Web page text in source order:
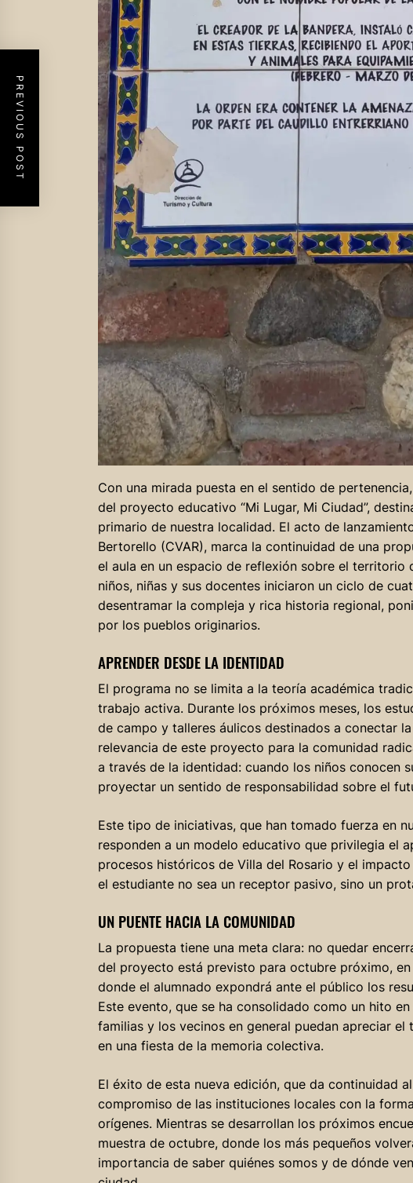
Con una mirada puesta en el sentido de
del proyecto educativo “Mi Lugar, Mi Ciudad”,
primario de nuestra localidad. El acto de
Bertorello (CVAR), marca la continuidad de una
el aula en un espacio de reflexión sobre el
niños, niñas y sus docentes iniciaron un ciclo de
desentramar la compleja y rica historia regional,
por los pueblos originarios.
APRENDER DESDE LA IDENTIDAD
El programa no se limita a la teoría académica
trabajo activa. Durante los próximos meses, los
de campo y talleres áulicos destinados a conectar
relevancia de este proyecto para la comunidad
a través de la identidad: cuando los niños conocen
proyectar un sentido de responsabilidad sobre el
Este tipo de iniciativas, que han tomado fuerza en
responden a un modelo educativo que privilegia el
procesos históricos de Villa del Rosario y el
el estudiante no sea un receptor pasivo, sino un
UN PUENTE HACIA LA COMUNIDAD
La propuesta tiene una meta clara: no quedar
del proyecto está previsto para octubre próximo,
donde el alumnado expondrá ante el público los
Este evento, que se ha consolidado como un hito
familias y los vecinos en general puedan apreciar
en una fiesta de la memoria colectiva.
El éxito de esta nueva edición, que da continuidad
compromiso de las instituciones locales con la
orígenes. Mientras se desarrollan los próximos
muestra de octubre, donde los más pequeños
importancia de saber quiénes somos y de dónde
PREVIOUS POST